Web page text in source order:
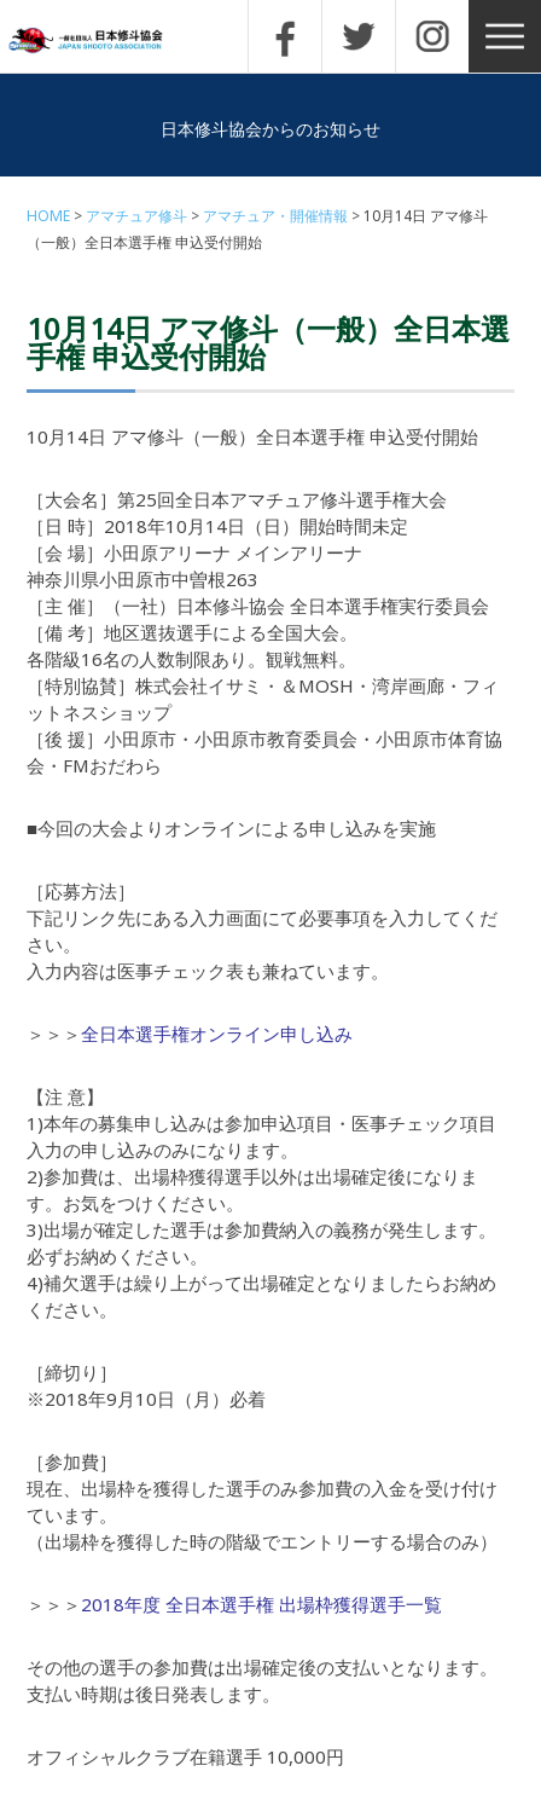
日本修斗協会からのお知らせ
HOME アマチュア修斗 アマチュア・開催情報
10月14日 アマ修斗
（一般）全日本選手権 申込受付開始
10月14日 アマ修斗（一般）全日本選
手権 申込受付開始
10月14日 アマ修斗（一般）全日本選手権 申込受付開始
［大会名］第25回全日本アマチュア修斗選手権大会
［日 時］2018年10月14日（日）開始時間未定
［会 場］小田原アリーナ メインアリーナ
神奈川県小田原市中曽根263
［主 催］（一社）日本修斗協会 全日本選手権実行委員会
［備 考］地区選抜選手による全国大会。
各階級16名の人数制限あり。観戦無料。
［特別協賛］株式会社イサミ・＆MOSH・湾岸画廊・フィ
ットネスショップ
［後 援］小田原市・小田原市教育委員会・小田原市体育協
会・FMおだわら
■今回の大会よりオンラインによる申し込みを実施
［応募方法］
下記リンク先にある入力画面にて必要事項を入力してくだ
さい。
入力内容は医事チェック表も兼ねています。
＞＞＞全日本選手権オンライン申し込み
【注 意】
1)本年の募集申し込みは参加申込項目・医事チェック項目
入力の申し込みのみになります。
2)参加費は、出場枠獲得選手以外は出場確定後になりま
す。お気をつけください。
3)出場が確定した選手は参加費納入の義務が発生します。
必ずお納めください。
4)補欠選手は繰り上がって出場確定となりましたらお納め
ください。
［締切り］
※2018年9月10日（月）必着
［参加費］
現在、出場枠を獲得した選手のみ参加費の入金を受け付け
ています。
（出場枠を獲得した時の階級でエントリーする場合のみ）
＞＞＞ 2018年度 全日本選手権 出場枠獲得選手一覧
その他の選手の参加費は出場確定後の支払いとなります。
支払い時期は後日発表します。
オフィシャルクラブ在籍選手 10,000円